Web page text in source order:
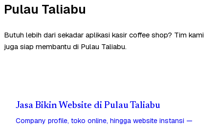
Pulau Taliabu
Butuh lebih dari sekadar aplikasi kasir coffee shop? Tim kami
juga siap membantu di Pulau Taliabu.
Jasa Bikin Website di Pulau Taliabu
Company profile, toko online, hingga website instansi —